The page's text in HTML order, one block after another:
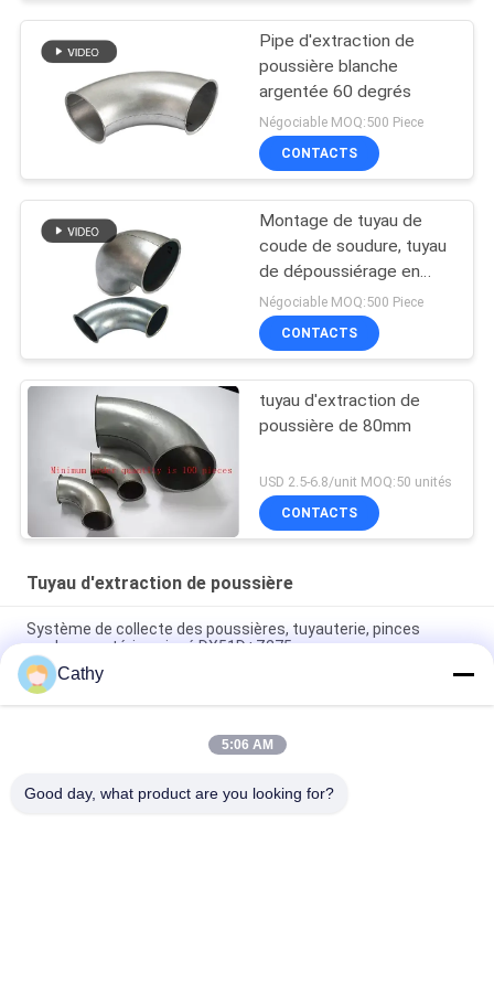
Pipe d'extraction de
poussière blanche
argentée 60 degrés
Négociable MOQ:500 Piece
CONTACTS
Montage de tuyau de
coude de soudure, tuyau
de dépoussiérage en
métal de dépoussiérage
d'industrie
Négociable MOQ:500 Piece
CONTACTS
tuyau d'extraction de
poussière de 80mm
USD 2.5-6.8/unit MOQ:50 unités
CONTACTS
Tuyau d'extraction de poussière
Système de collecte des poussières, tuyauterie, pinces
rondes - matériau zincé DX51D+Z275.
Galvanisée haut de la cheminée à cône rond avec écran de
cheminée Cap d'échappement régler
Piste d'extraction de poussière en tôle galvanisée Processus
Cathy
5:06 AM
Good day, what product are you looking for?